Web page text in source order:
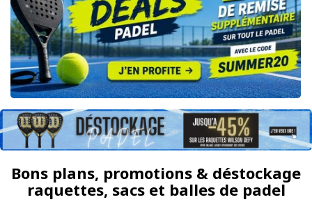
Bons plans, promotions & déstockage
raquettes, sacs et balles de padel